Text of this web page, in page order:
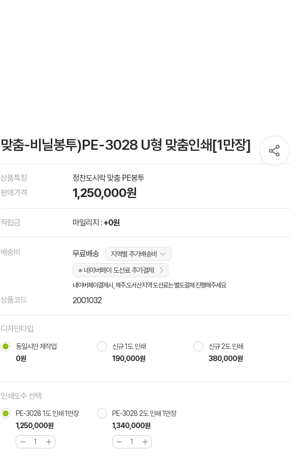
맞춤-비닐봉투)PE-3028 U형 맞춤인쇄[1만장]
상품특징
정찬도시락 맞춤 PE봉투
판매가격
1,250,000원
적립금 마일리지 : +0원
배송비 무료배송
지역별 추가배송비
※ 네이버페이 도선료 추가결제
네이버페이결제시, 제주.도서산지역 도선료는 별도결제 진행해주세요
상품코드 2001032
디자인타입
동일시안 재작업
0원
신규 1도 인쇄
190,000원
신규 2도 인쇄
380,000원
인쇄도수 선택
PE-3028 1도 인쇄 1만장
1,250,000원
PE-3028 2도 인쇄 1만장
1,340,000원